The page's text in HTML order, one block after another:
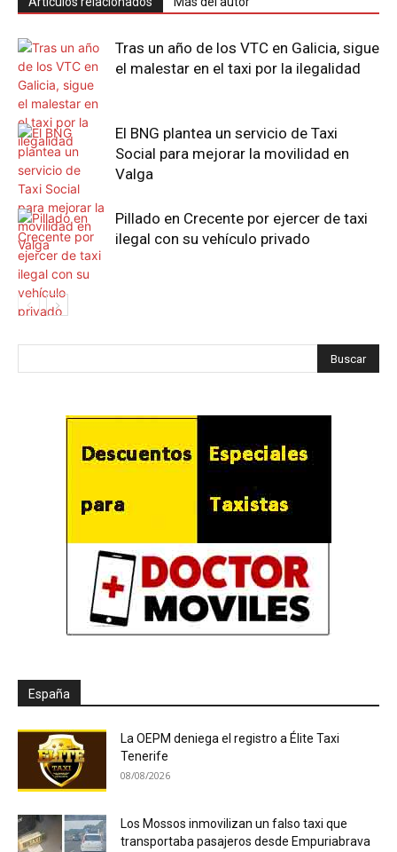
Tras un año de los VTC en Galicia, sigue
el malestar en el taxi por la ilegalidad
El BNG plantea un servicio de Taxi
Social para mejorar la movilidad en
Valga
Pillado en Crecente por ejercer de taxi
ilegal con su vehículo privado
España
La OEPM deniega el registro a Élite Taxi
Tenerife
08/08/2026
Los Mossos inmovilizan un falso taxi que
transportaba pasajeros desde Empuriabrava